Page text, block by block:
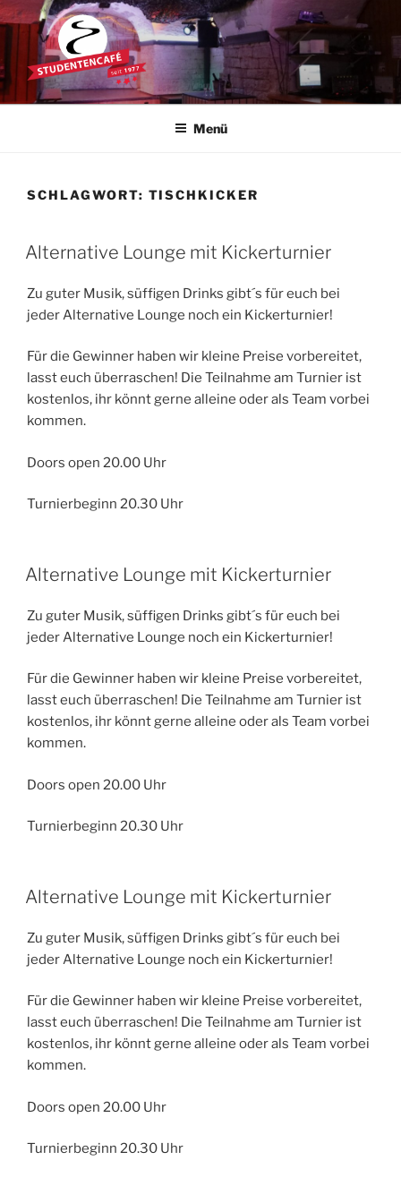
Zum
Inhalt
springen
STUDENTENCAFÉ
Die Kultkneipe in Ulm seit 1977
Menü
SCHLAGWORT: TISCHKICKER
Alternative Lounge mit Kickerturnier
Zu guter Musik, süffigen Drinks gibt´s für euch bei
jeder Alternative Lounge noch ein Kickerturnier!
Für die Gewinner haben wir kleine Preise vorbereitet,
lasst euch überraschen! Die Teilnahme am Turnier ist
kostenlos, ihr könnt gerne alleine oder als Team vorbei
kommen.
Doors open 20.00 Uhr
Turnierbeginn 20.30 Uhr
Alternative Lounge mit Kickerturnier
Zu guter Musik, süffigen Drinks gibt´s für euch bei
jeder Alternative Lounge noch ein Kickerturnier!
Für die Gewinner haben wir kleine Preise vorbereitet,
lasst euch überraschen! Die Teilnahme am Turnier ist
kostenlos, ihr könnt gerne alleine oder als Team vorbei
kommen.
Doors open 20.00 Uhr
Turnierbeginn 20.30 Uhr
Alternative Lounge mit Kickerturnier
Zu guter Musik, süffigen Drinks gibt´s für euch bei
jeder Alternative Lounge noch ein Kickerturnier!
Für die Gewinner haben wir kleine Preise vorbereitet,
lasst euch überraschen! Die Teilnahme am Turnier ist
kostenlos, ihr könnt gerne alleine oder als Team vorbei
kommen.
Doors open 20.00 Uhr
Turnierbeginn 20.30 Uhr